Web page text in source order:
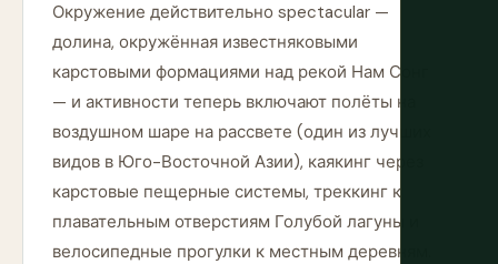
Окружение действительно spectacular —
долина, окружённая известняковыми
карстовыми формациями над рекой Нам Сонг
— и активности теперь включают полёты на
воздушном шаре на рассвете (один из лучших
видов в Юго-Восточной Азии), каякинг через
карстовые пещерные системы, треккинг к
плавательным отверстиям Голубой лагуны и
велосипедные прогулки к местным деревням.